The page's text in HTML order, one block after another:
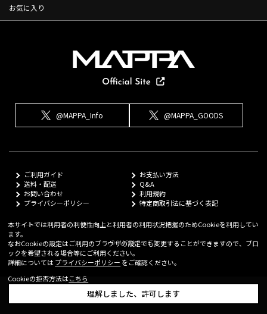
お気に入り
@MAPPA_Info @MAPPA_GOODS
ご利用ガイド
お支払い方法
送料・配送
Q&A
お問い合わせ
利用規約
プライバシーポリシー
特定商取引法に基づく表記
© MAPPA Co.,LTD
本サイトでは利用者の利便性向上と利用者の利用状況把握のためCookieを利用してい
ます。
なおCookieの設定はご利用のブラウザの設定でも変更することができますので、ブロ
ックを希望される場合等にご利用ください。
詳細については プライバシーポリシー をご確認ください。
Cookieの拒否方法はこちら
理解しました、許可します